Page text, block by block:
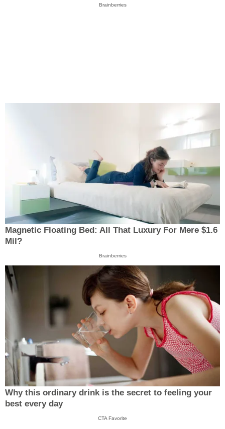
Brainberries
Magnetic Floating Bed: All That Luxury For Mere $1.6
Mil?
Brainberries
Why this ordinary drink is the secret to feeling your
best every day
CTA Favorite